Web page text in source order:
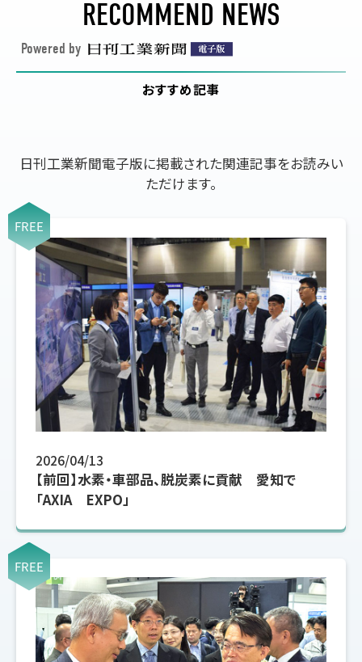
RECOMMEND NEWS
おすすめ記事
Powered by
日刊工業新聞電子版に掲載された関連記事をお読みい
ただけます。
2026/04/13
【前回】水素・車部品、脱炭素に貢献 愛知で
「AXIA EXPO」
FREE
FREE